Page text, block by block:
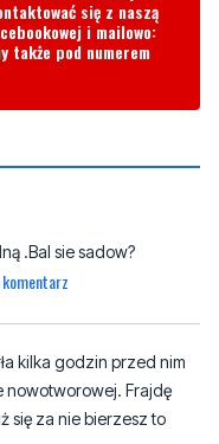
.Bal sie sadow?
kilka godzin przed nim
się za nie bierzesz to